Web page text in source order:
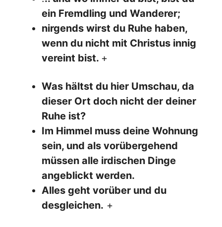
ein Fremdling und Wanderer;
nirgends wirst du Ruhe haben,
wenn du nicht mit Christus innig
vereint bist. +
Was hältst du hier Umschau, da
dieser Ort doch nicht der deiner
Ruhe ist?
Im Himmel muss deine Wohnung
sein, und als vorübergehend
müssen alle irdischen Dinge
angeblickt werden.
Alles geht vorüber und du
desgleichen. +